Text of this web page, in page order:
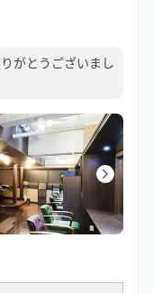
がとうございまし